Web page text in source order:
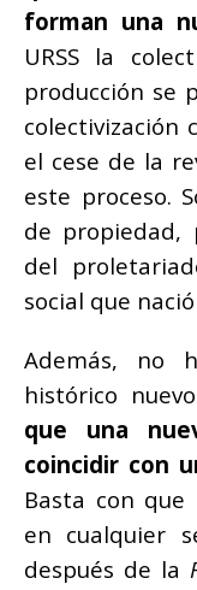
forman una
URSS la
producción se
colectivización
el cese de la
este proceso.
de propiedad,
del
social que
Además, no
histórico
que una
coincidir con
Basta con que
en cualquier
después de la